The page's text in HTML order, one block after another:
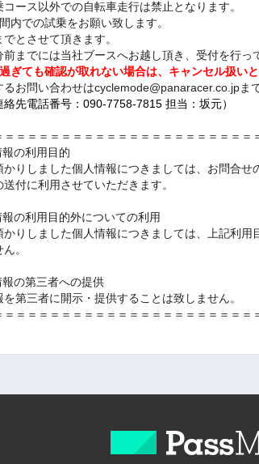
コース以外での自転車走行は禁止となります。
内での試乗をお願い致します。
とさせて頂きます。
前までには当社ブースへお越し頂き、受付を行っ
ぎても確認が取れない場合は、キャンセル扱いと
るお問い合わせはcyclemode@panaracer.co.jpま
絡先電話番号：090-7758-7815 担当：坂元）
＝＝＝＝＝＝＝＝＝＝ ＝＝＝＝＝＝＝＝＝＝＝＝
の利用目的
かりしました個人情報につきましては、お問合せ
付に利用させていただきます。
の利用目的外についての利用
かりしました個人情報につきましては、上記利用
。
の第三者への提供
第三者に開示・提供することは致しません。
＝＝＝＝＝＝＝＝＝＝ ＝＝＝＝＝＝＝＝＝＝＝＝